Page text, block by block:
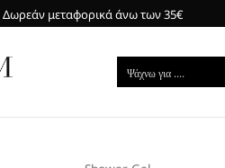
Δωρεάν μεταφορικά άνω των 35€